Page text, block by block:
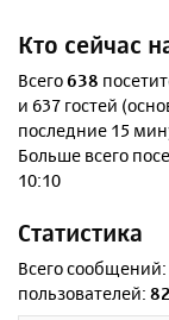
Кто сейчас
Всего638
и 637 гостей
последние 15
Больше всего
10:10
Статистика
Всего сообщений:
пользователей: